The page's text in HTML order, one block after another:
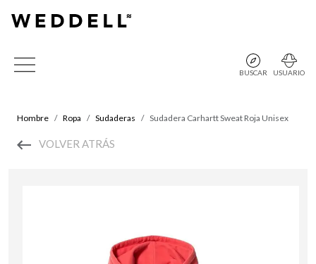
BUSCAR USUARIO
Hombre Ropa Sudaderas Sudadera Carhartt Sweat Roja Unisex
VOLVER ATRÁS